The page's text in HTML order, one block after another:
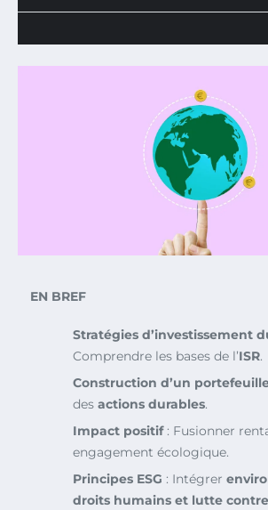
EN BREF
Stratégies d’investissement
Comprendre les bases de l’ISR.
Construction d’un
des actions durables.
Impact positif: Fusionner
engagement écologique.
Principes ESG : Intégrer
droits humains et lutte